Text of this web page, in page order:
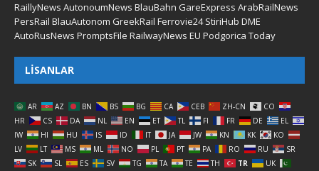
RaillyNews AutonoumNews BlauBahn GareExpress ArabRailNews
PersRail BlauAutonom GreekRail Ferrovie24 StiriHub DME
AutoRusNews PromptsFile RailwayNews EU Podgorica Today
LISANLAR
AR AZ BN BS BG CA CEB ZH-CN
CO
HR
CS DA NL EN ET TL FI FR DE
EL
IW
HI HU IS ID IT JA JW KN KK
KO
LV
LT MS ML NO PL PT PA RO RU
SR
SK
SL ES SV TG TA TE TH TR UK